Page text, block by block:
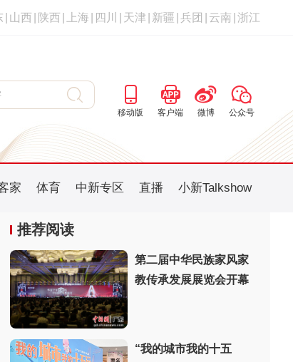
山西 陕西 上海 四川 天津 新疆 兵团 云南 浙江
移动版 客户端 微博 公众号
家 体育 中新专区 直播 小新Talkshow
推荐阅读
第二届中华民族家风家
教传承发展展览会开幕
“我的城市我的十五